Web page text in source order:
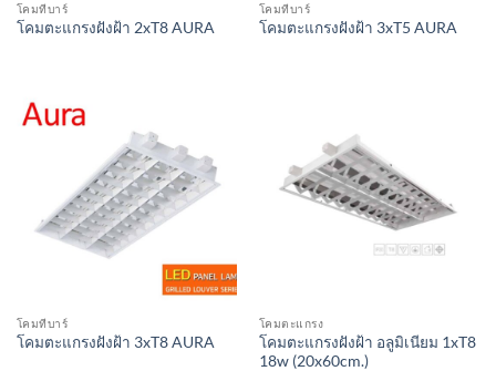
โคมทีบาร์
โคมตะแกรงฝังฝ้า 2xT8 AURA
โคมทีบาร์
โคมตะแกรงฝังฝ้า 3xT5 AURA
โคมทีบาร์
โคมตะแกรงฝังฝ้า 3xT8 AURA
โคมตะแกรง
โคมตะแกรงฝังฝ้า อลูมิเนียม 1xT8
18w (20x60cm.)